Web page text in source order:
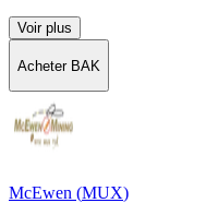
Voir plus
Acheter BAK
McEwen (MUX)